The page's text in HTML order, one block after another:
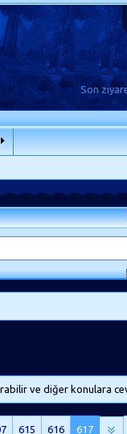
Son
ve diğer konulara
615 616 617